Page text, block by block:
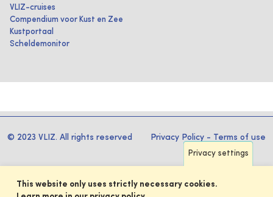
VLIZ-cruises
Compendium voor Kust en Zee
Kustportaal
Scheldemonitor
© 2023 VLIZ. All rights reserved Privacy Policy - Terms of use
Privacy settings
This website only uses strictly necessary cookies.